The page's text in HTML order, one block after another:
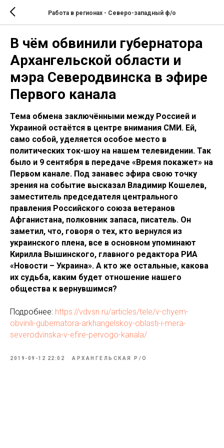
Работа в регионах - Северо-западный ф/о
В чём обвинили губернатора
Архангельской области и
мэра Северодвинска в эфире
Первого канала
Тема обмена заключёнными между Россией и
Украиной остаётся в центре внимания СМИ. Ей,
само собой, уделяется особое место в
политических ток-шоу на нашем телевидении. Так
было и 9 сентября в передаче «Время покажет» на
Первом канале. Под занавес эфира свою точку
зрения на событие высказал Владимир Кошелев,
заместитель председателя центрального
правления Российского союза ветеранов
Афганистана, полковник запаса, писатель. Он
заметил, что, говоря о тех, кто вернулся из
украинского плена, все в основном упоминают
Кирилла Вышинского, главного редактора РИА
«Новости – Украина». А кто же остальные, какова
их судьба, каким будет отношение нашего
общества к вернувшимся?
Подробнее: https://vdvsn.ru/articles/tele/v-chyem-
obvinili-gubernatora-arkhangelskoy-oblasti-i-mera-
severodvinska-v-efire-pervogo-kanala/
2019-09-12 22:02 АРХАНГЕЛЬСКАЯ Р/О